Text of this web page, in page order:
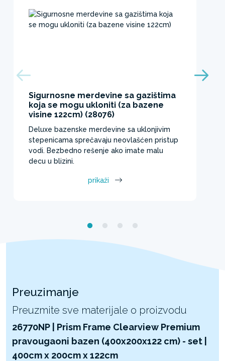
Sigurnosne merdevine sa gazištima
koja se mogu ukloniti (za bazene
visine 122cm) (28076)
Deluxe bazenske merdevine sa uklonjivim
stepenicama sprečavaju neovlašćen pristup
vodi. Bezbedno rešenje ako imate malu
decu u blizini.
prikaži
Preuzimanje
Preuzmite sve materijale o proizvodu
26770NP | Prism Frame Clearview Premium
pravougaoni bazen (400x200x122 cm) - set |
400cm x 200cm x 122cm